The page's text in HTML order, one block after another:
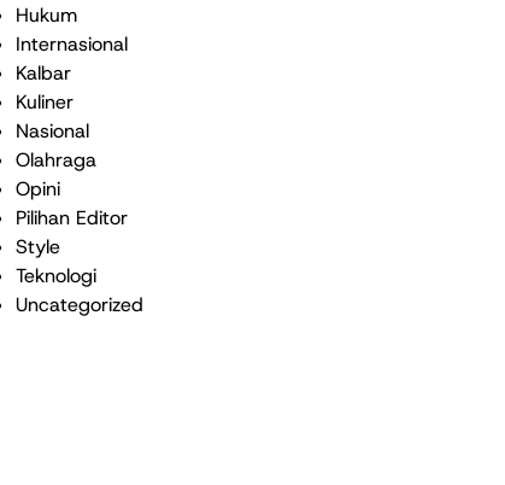
Hukum
Internasional
Kalbar
Kuliner
Nasional
Olahraga
Opini
Pilihan Editor
Style
Teknologi
Uncategorized